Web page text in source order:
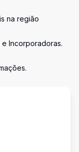
na região
Incorporadoras.